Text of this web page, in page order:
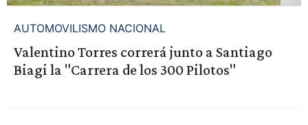
AUTOMOVILISMO NACIONAL
Valentino Torres correrá junto a Santiago
Biagi la "Carrera de los 300 Pilotos"